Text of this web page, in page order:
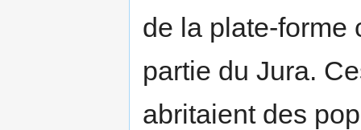
de la plate-forme
partie du Jura.
abritaient des